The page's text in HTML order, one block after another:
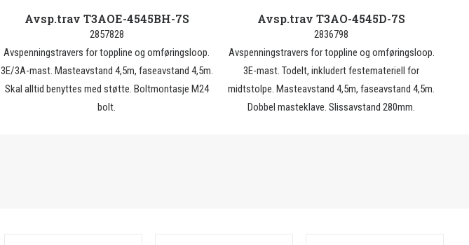
Avsp.trav T3AOE-4545BH-7S
2857828
Avspenningstravers for toppline og omføringsloop.
3E/3A-mast. Masteavstand 4,5m, faseavstand 4,5m.
Skal alltid benyttes med støtte. Boltmontasje M24
bolt.
Avsp.trav T3AO-4545D-7S
2836798
Avspenningstravers for toppline og omføringsloop.
3E-mast. Todelt, inkludert festemateriell for
midtstolpe. Masteavstand 4,5m, faseavstand 4,5m.
Dobbel masteklave. Slissavstand 280mm.